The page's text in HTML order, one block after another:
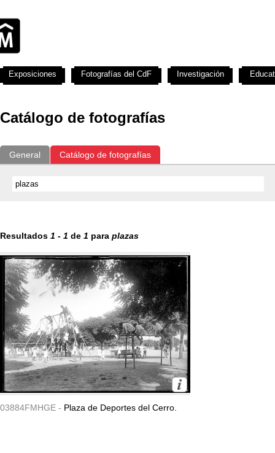
Catálogo de fotografías
General Catálogo de fotografías
Resultados 1 - 1 de 1 para plazas
03884FMHGE - Plaza de Deportes del Cerro.
Exposiciones Fotografías del CdF Investigación